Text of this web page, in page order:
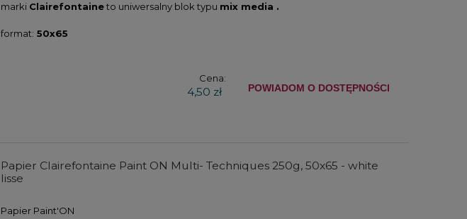
99,75 zł
Rozpuszczalnik do tuszu i
50,25 zł
marki Clairefontaineto uniwersalny blok typu mix media .
format: 50x65
Cena:
4,50 zł POWIADOM O DOSTĘPNOŚCI
Papier Clairefontaine Paint ON Multi- Techniques 250g, 50x65 - white
lisse
Papier Paint'ON